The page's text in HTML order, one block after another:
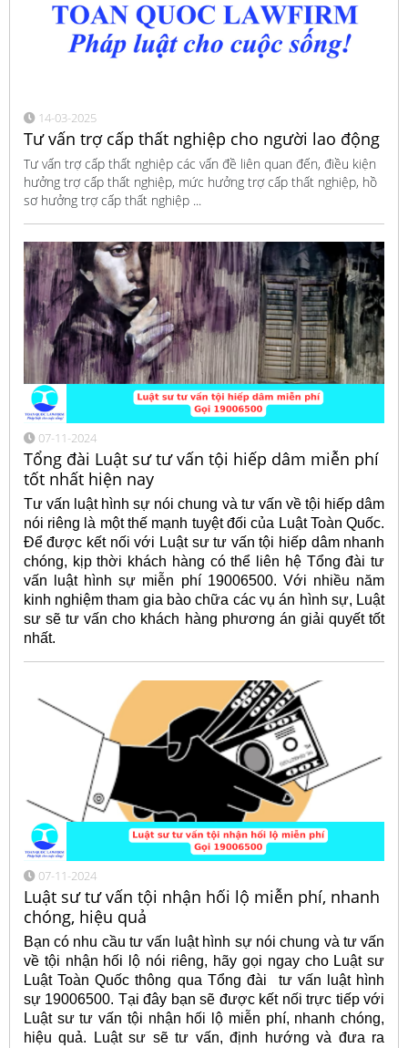
14-03-2025
Tư vấn trợ cấp thất nghiệp cho người lao động
Tư vấn trợ cấp thất nghiệp các vấn đề liên quan đến, điều kiện
hưởng trợ cấp thất nghiệp, mức hưởng trợ cấp thất nghiệp, hồ
sơ hưởng trợ cấp thất nghiệp ...
07-11-2024
Tổng đài Luật sư tư vấn tội hiếp dâm miễn phí
tốt nhất hiện nay
Tư vấn luật hình sự nói chung và tư vấn về tội hiếp dâm
nói riêng là một thế mạnh tuyệt đối của Luật Toàn Quốc.
Để được kết nối với Luật sư tư vấn tội hiếp dâm nhanh
chóng, kịp thời khách hàng có thể liên hệ Tổng đài tư
vấn luật hình sự miễn phí 19006500. Với nhiều năm
kinh nghiệm tham gia bào chữa các vụ án hình sự, Luật
sư sẽ tư vấn cho khách hàng phương án giải quyết tốt
nhất.
07-11-2024
Luật sư tư vấn tội nhận hối lộ miễn phí, nhanh
chóng, hiệu quả
Bạn có nhu cầu tư vấn luật hình sự nói chung và tư vấn
về tội nhận hối lộ nói riêng, hãy gọi ngay cho Luật sư
Luật Toàn Quốc thông qua Tổng đài tư vấn luật hình
sự 19006500. Tại đây bạn sẽ được kết nối trực tiếp với
Luật sư tư vấn tội nhận hối lộ miễn phí, nhanh chóng,
hiệu quả. Luật sư sẽ tư vấn, định hướng và đưa ra